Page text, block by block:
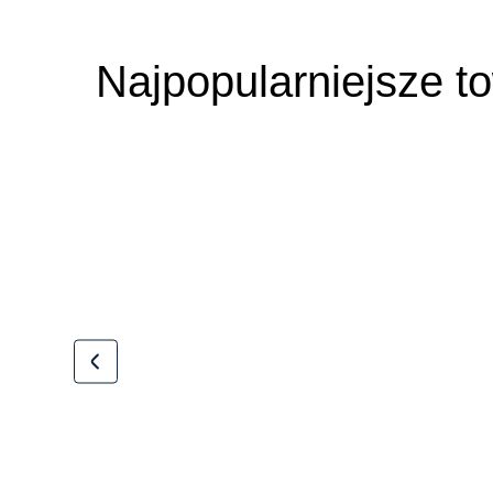
Najpopularniejsze